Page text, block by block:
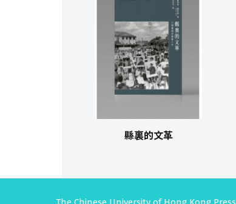
縣裏的文革